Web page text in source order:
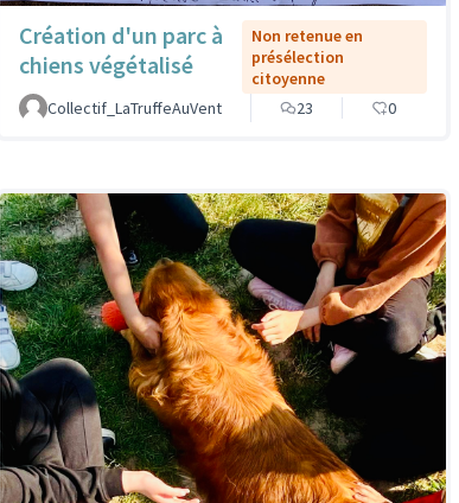
Création d'un parc à
chiens végétalisé
Non retenue en
présélection
citoyenne
Collectif_LaTruffeAuVent
23 0